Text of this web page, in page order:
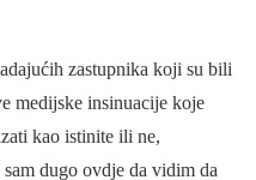
zastupnika koji su bili
medijske insinuacije koje
kao istinite ili ne,
dugo ovdje da vidim da